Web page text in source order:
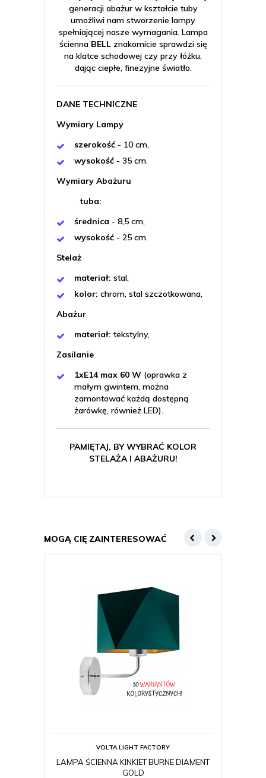
generacji abażur w kształcie tuby
umożliwi nam stworzenie lampy
spełniającej nasze wymagania. Lampa
ścienna BELL znakomicie sprawdzi się
na klatce schodowej czy przy łóżku,
dając ciepłe, finezyjne światło.
DANE TECHNICZNE
Wymiary Lampy
szerokość - 10 cm,
wysokość - 35 cm.
Wymiary Abażuru
tuba:
średnica - 8,5 cm,
wysokość - 25 cm.
Stelaż
materiał: stal,
kolor: chrom, stal szczotkowana,
Abażur
materiał: tekstylny,
Zasilanie
1xE14 max 60 W (oprawka z
małym gwintem, można
zamontować każdą dostępną
żarówkę, również LED).
PAMIĘTAJ, BY WYBRAĆ KOLOR
STELAŻA I ABAŻURU!
MOGĄ CIĘ ZAINTERESOWAĆ
VOLTA LIGHT FACTORY
LAMPA ŚCIENNA KINKIET BURNE DIAMENT
GOLD